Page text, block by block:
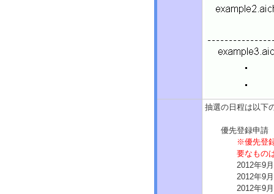
抽選の日程は以下
優先登録申請
※優先登
要なもの
2012年9
2012年9
2012年9